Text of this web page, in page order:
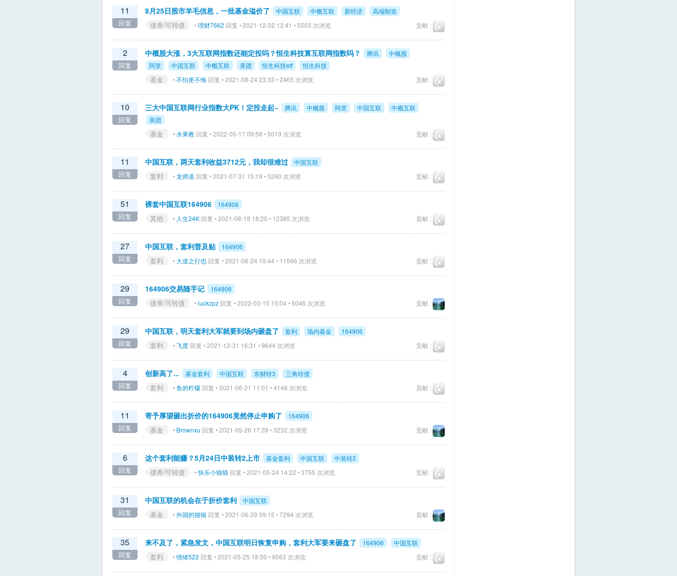
11
回复
8月25日股市羊毛信息，一批基金溢价了 中国互联 中概互联 新经济
高端制造
贡献 :
债券/可转债 •理财7662 回复 • 2021-12-02 13:41 • 5503 次浏览
2
回复
中概股大涨，3大互联网指数还能定投吗？恒生科技算互联网指数吗？ 腾讯
中概股
阿里
中国互联 中概互联 美团 恒生科技etf
恒生科技
贡献 :
基金 •不怕更不悔 回复 • 2021-08-24 23:33 • 2465 次浏览
10
回复
三大中国互联网行业指数大PK！定投走起~ 腾讯 中概股 阿里 中国互联
中概互联
美团
贡献 :
基金 •水果教 回复 • 2022-05-17 09:58 • 5019 次浏览
11
回复
中国互联，两天套利收益3712元，我却很难过
中国互联
贡献 :
套利 •龙师道 回复 • 2021-07-31 15:19 • 5260 次浏览
51
回复
裸套中国互联164906
164906
贡献 :
其他 • 人生24K 回复 • 2021-08-19 18:20 • 12385 次浏览
27
回复
中国互联，套利普及贴
164906
贡献 :
套利 •大道之行也 回复 • 2021-08-24 19:44 • 11566 次浏览
29
回复
164906交易随手记
164906
贡献 :
债券/可转债 •luckzpz 回复 • 2022-03-15 15:04 • 6046 次浏览
29
回复
中国互联，明天套利大军就要到场内砸盘了 套利 场内基金
164906
贡献 :
套利 •飞度 回复 • 2021-12-31 16:31 • 9644 次浏览
4
回复
创新高了... 基金套利 中国互联 东财转3
三角转债
贡献 :
套利 •鱼的柠檬 回复 • 2021-06-21 11:01 • 4148 次浏览
11
回复
寄予厚望砸出折价的164906竟然停止申购了
164906
贡献 :
基金 • Brownxu 回复 • 2021-05-26 17:39 • 3232 次浏览
6
回复
这个套利能赚？5月24日中装转2上市 基金套利 中国互联
中装转2
贡献 :
债券/可转债 •快乐小猫猫 回复 • 2021-05-24 14:22 • 3755 次浏览
31
回复
中国互联的机会在于折价套利
中国互联
贡献 :
基金 •外国的猫猫 回复 • 2021-06-29 09:15 • 7294 次浏览
35
回复
来不及了，紧急发文，中国互联明日恢复申购，套利大军要来砸盘了 164906
中国互联
贡献 :
套利 •情绪522 回复 • 2021-05-25 18:50 • 9563 次浏览